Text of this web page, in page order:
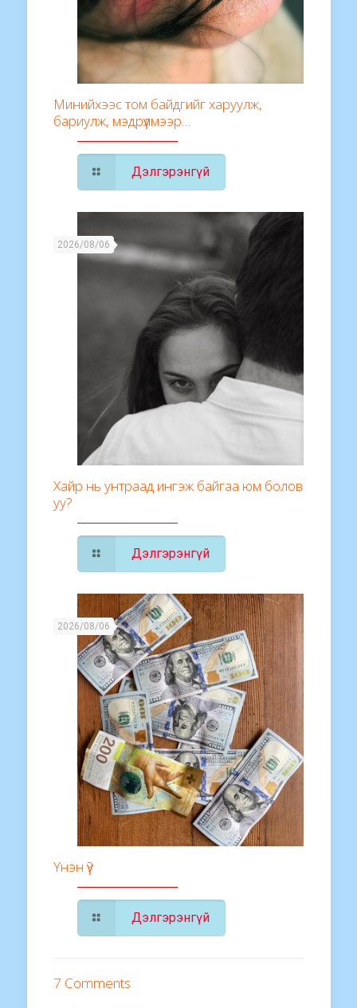
Минийхээс том байдгийг харуулж,
бариулж, мэдрүүлмээр…
Дэлгэрэнгүй
2026/08/06
Хайр нь унтраад ингэж байгаа юм болов
уу?
Дэлгэрэнгүй
2026/08/06
Үнэн үү?
Дэлгэрэнгүй
7 Comments